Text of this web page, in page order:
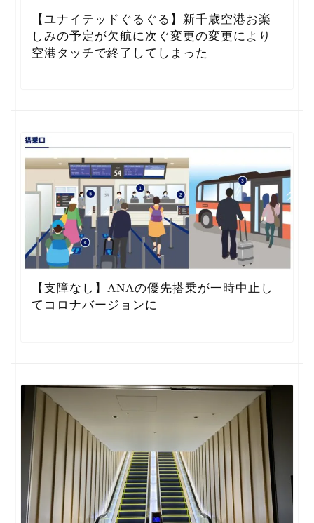
【ユナイテッドぐるぐる】新千歳空港お楽
しみの予定が欠航に次ぐ変更の変更により
空港タッチで終了してしまった
【支障なし】ANAの優先搭乗が一時中止し
てコロナバージョンに